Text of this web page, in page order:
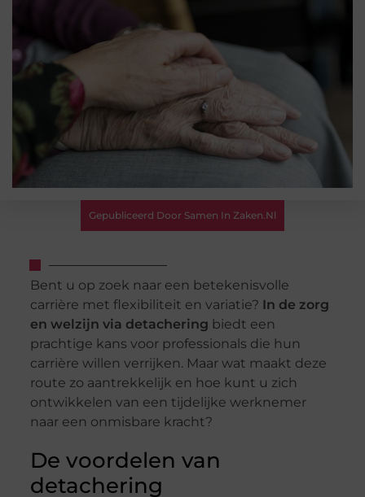
Gepubliceerd Door Samen In Zaken.nl
Bent u op zoek naar een betekenisvolle
carrière met flexibiliteit en variatie? In de zorg
en welzijn via detachering biedt een
prachtige kans voor professionals die hun
carrière willen verrijken. Maar wat maakt deze
route zo aantrekkelijk en hoe kunt u zich
ontwikkelen van een tijdelijke werknemer
naar een onmisbare kracht?
De voordelen van
detachering